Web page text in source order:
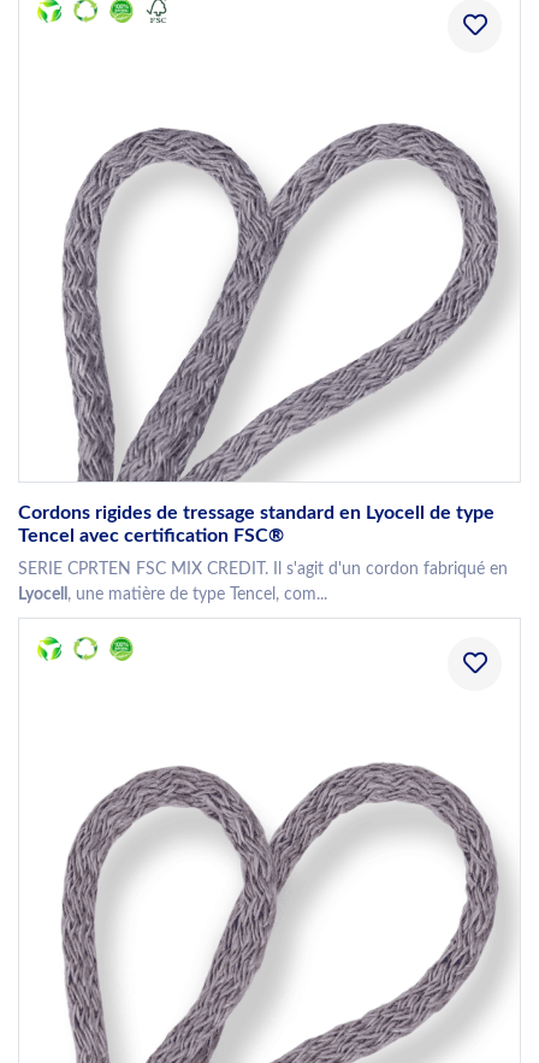
Cordons rigides de tressage standard en Lyocell de type
Tencel avec certification FSC®
SERIE CPRTEN FSC MIX CREDIT. Il s'agit d'un cordon fabriqué en
Lyocell , une matière de type Tencel, com...